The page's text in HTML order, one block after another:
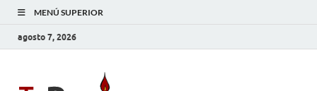
MENÚ SUPERIOR
agosto 7, 2026